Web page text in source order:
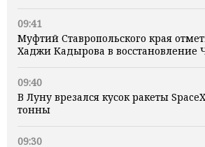
09:41
Муфтий Ставропольского края
Хаджи Кадырова в восстановление
09:40
В Луну врезался кусок ракеты
тонны
09:30